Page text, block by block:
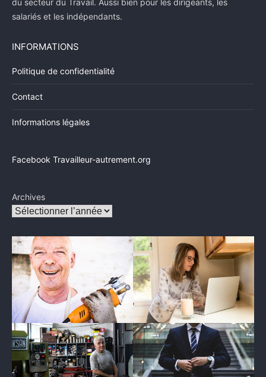
du secteur du Travail. Aussi bien pour les dirigeants, les
salariés et les indépendants.
INFORMATIONS
Politique de confidentialité
Contact
Informations légales
Facebook Travailleur-autrement.org
Archives